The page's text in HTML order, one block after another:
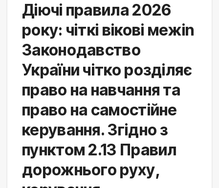
Діючі правила 2026
року: чіткі вікові межіn
Законодавство
України чітко розділяє
право на навчання та
право на самостійне
керування. Згідно з
пунктом 2.13 Правил
дорожнього руху,